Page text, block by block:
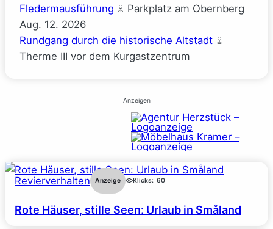
Fledermausführung
Parkplatz am Obernberg
Aug. 12. 2026
Rundgang durch die historische Altstadt
Therme III vor dem Kurgastzentrum
Anzeigen
Revierverhalten Anzeige Klicks: 60
Rote Häuser, stille Seen: Urlaub in Småland